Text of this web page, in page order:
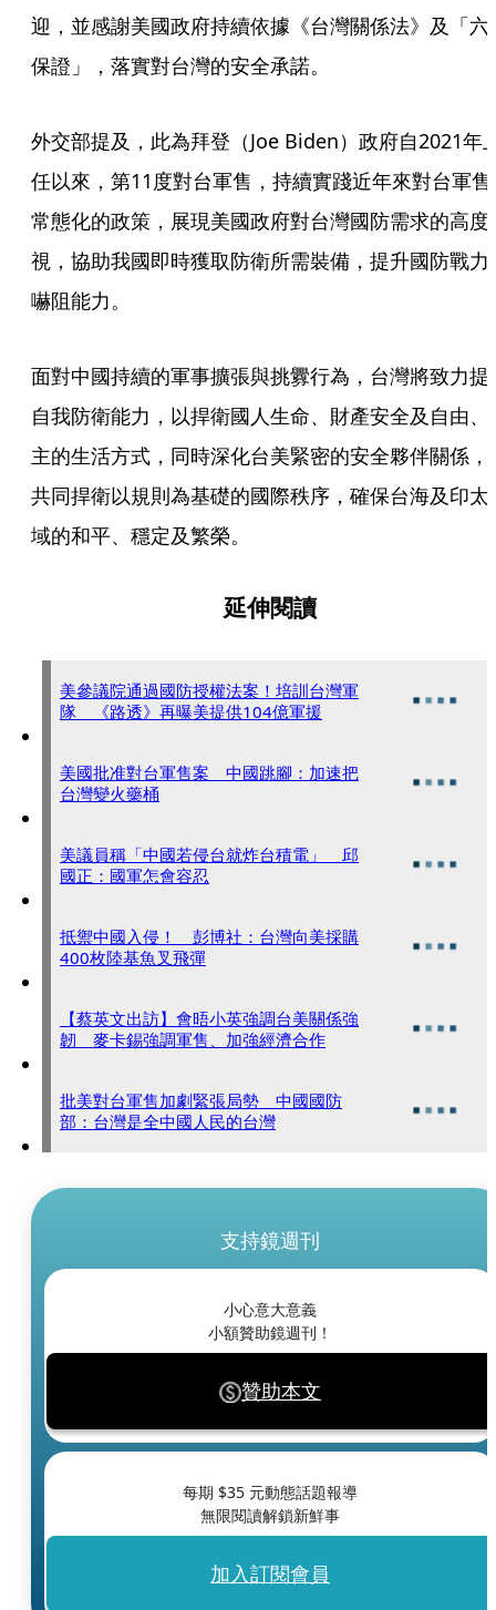
迎，並感謝美國政府持續依據《台灣關係法》及「六
保證」，落實對台灣的安全承諾。
外交部提及，此為拜登（Joe Biden）政府自2021年
任以來，第11度對台軍售，持續實踐近年來對台軍售
常態化的政策，展現美國政府對台灣國防需求的高度
視，協助我國即時獲取防衛所需裝備，提升國防戰力
嚇阻能力。
面對中國持續的軍事擴張與挑釁行為，台灣將致力提
自我防衛能力，以捍衛國人生命、財產安全及自由、
主的生活方式，同時深化台美緊密的安全夥伴關係，
共同捍衛以規則為基礎的國際秩序，確保台海及印太
域的和平、穩定及繁榮。
延伸閱讀
美參議院通過國防授權法案！培訓台灣軍
隊 《路透》再曝美提供104億軍援
美國批准對台軍售案 中國跳腳：加速把
台灣變火藥桶
美議員稱「中國若侵台就炸台積電」 邱
國正：國軍怎會容忍
抵禦中國入侵！ 彭博社：台灣向美採購
400枚陸基魚叉飛彈
【蔡英文出訪】會晤小英強調台美關係強
韌 麥卡錫強調軍售、加強經濟合作
批美對台軍售加劇緊張局勢 中國國防
部：台灣是全中國人民的台灣
支持鏡週刊
小心意大意義
小額贊助鏡週刊！
贊助本文
每期 $35 元動態話題報導
無限閱讀解鎖新鮮事
加入訂閱會員